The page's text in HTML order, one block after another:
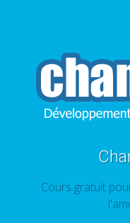
Cours gratuit